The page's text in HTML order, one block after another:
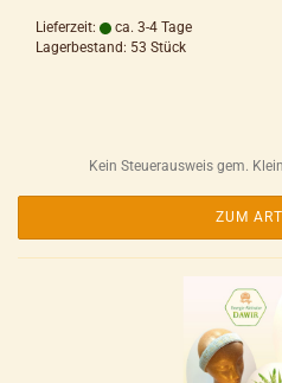
Lieferzeit:
ca. 3-4 Tage
Lagerbestand: 53 Stück
Kein Steuerausweis gem.
ZUM